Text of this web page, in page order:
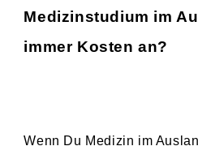
Medizinstudium im
immer Kosten an?
Wenn Du Medizin im